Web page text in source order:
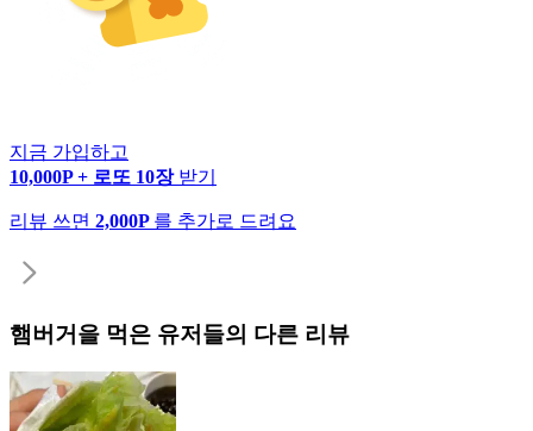
지금 가입하고
10,000P + 로또 10장 받기
리뷰 쓰면 2,000P 를 추가로 드려요
햄버거 을 먹은 유저들의 다른 리뷰